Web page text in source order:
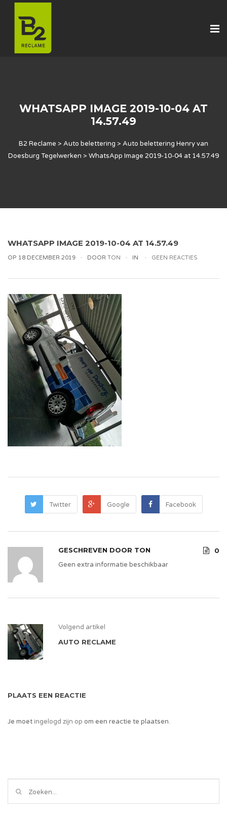
WHATSAPP IMAGE 2019-10-04 AT
14.57.49
B2 Reclame > Auto belettering > Auto belettering Henry van
Doesburg Tegelwerken > WhatsApp Image 2019-10-04 at 14.57.49
WHATSAPP IMAGE 2019-10-04 AT 14.57.49
OP 18 DECEMBER 2019 DOOR TON IN GEEN REACTIES
Twitter Google Facebook
GESCHREVEN DOOR TON
0
Geen extra informatie beschikbaar
Volgend artikel
AUTO RECLAME
PLAATS EEN REACTIE
Je moetingelogd zijn op om een reactie te plaatsen.